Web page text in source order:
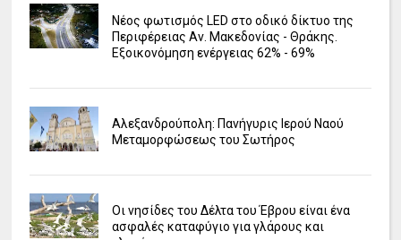
Νέος φωτισμός LED στο οδικό δίκτυο της
Περιφέρειας Αν. Μακεδονίας - Θράκης.
Εξοικονόμηση ενέργειας 62% - 69%
Αλεξανδρούπολη: Πανήγυρις Ιερού Ναού
Μεταμορφώσεως του Σωτήρος
Οι νησίδες του Δέλτα του Έβρου είναι ένα
ασφαλές καταφύγιο για γλάρους και